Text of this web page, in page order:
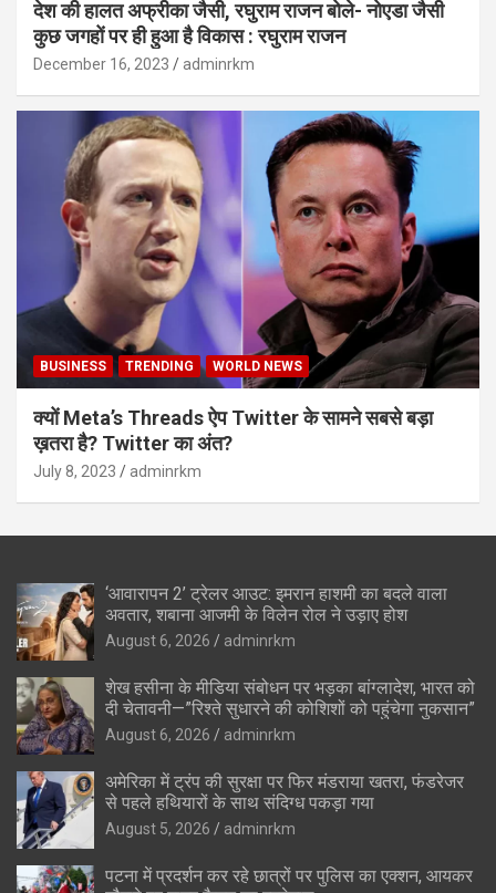
देश की हालत अफ्रीका जैसी, रघुराम राजन बोले- नोएडा जैसी
कुछ जगहों पर ही हुआ है विकास : रघुराम राजन
December 16, 2023 adminrkm
BUSINESS TRENDING WORLD NEWS
क्यों Meta’s Threads ऐप Twitter के सामने सबसे बड़ा
ख़तरा है? Twitter का अंत?
July 8, 2023 adminrkm
‘आवारापन 2’ ट्रेलर आउट: इमरान हाशमी का बदले वाला
अवतार, शबाना आजमी के विलेन रोल ने उड़ाए होश
August 6, 2026 adminrkm
शेख हसीना के मीडिया संबोधन पर भड़का बांग्लादेश, भारत को
दी चेतावनी—”रिश्ते सुधारने की कोशिशों को पहुंचेगा नुकसान”
August 6, 2026 adminrkm
अमेरिका में ट्रंप की सुरक्षा पर फिर मंडराया खतरा, फंडरेजर
से पहले हथियारों के साथ संदिग्ध पकड़ा गया
August 5, 2026 adminrkm
पटना में प्रदर्शन कर रहे छात्रों पर पुलिस का एक्शन, आयकर